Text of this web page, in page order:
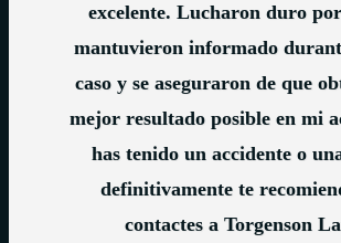
excelente. Lucharon duro
mantuvieron informado
caso y se aseguraron de que
mejor resultado posible en mi
has tenido un accidente o
definitivamente te
contactes a Torgenson